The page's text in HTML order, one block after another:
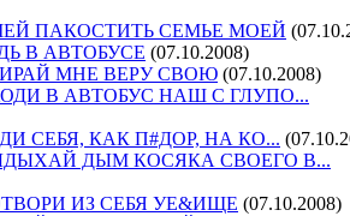
ПАКОСТИТЬ СЕМЬЕ МОЕЙ
В АВТОБУСЕ (07.10.2008)
МНЕ ВЕРУ СВОЮ (07.10.2008)
В АВТОБУС НАШ С ГЛУПО...
СЕБЯ, КАК П#ДОР, НА КО...
ДЫМ КОСЯКА СВОЕГО В...
ИЗ СЕБЯ УЕ&ИЩЕ (07.10.2008)